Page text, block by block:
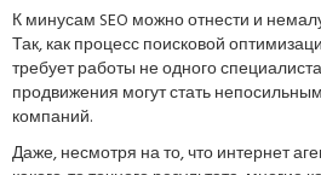
К минусам SEO можно отнести и
Так, как процесс поисковой
требует работы не одного
продвижения могут стать
компаний.
Даже, несмотря на то, что интернет